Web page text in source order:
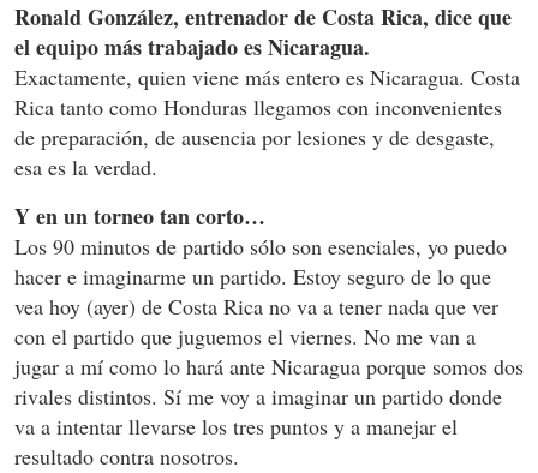
Ronald González, entrenador de Costa Rica, dice que
el equipo más trabajado es Nicaragua.
Exactamente, quien viene más entero es Nicaragua. Costa
Rica tanto como Honduras llegamos con inconvenientes
de preparación, de ausencia por lesiones y de desgaste,
esa es la verdad.
Y en un torneo tan corto…
Los 90 minutos de partido sólo son esenciales, yo puedo
hacer e imaginarme un partido. Estoy seguro de lo que
vea hoy (ayer) de Costa Rica no va a tener nada que ver
con el partido que juguemos el viernes. No me van a
jugar a mí como lo hará ante Nicaragua porque somos dos
rivales distintos. Sí me voy a imaginar un partido donde
va a intentar llevarse los tres puntos y a manejar el
resultado contra nosotros.